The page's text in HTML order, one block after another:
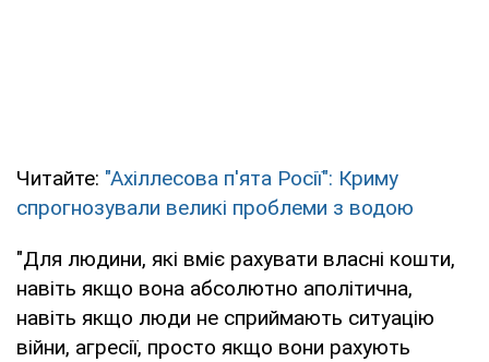
Читайте: "Ахіллесова п'ята Росії": Криму
спрогнозували великі проблеми з водою
"Для людини, які вміє рахувати власні кошти,
навіть якщо вона абсолютно аполітична,
навіть якщо люди не сприймають ситуацію
війни, агресії, просто якщо вони рахують